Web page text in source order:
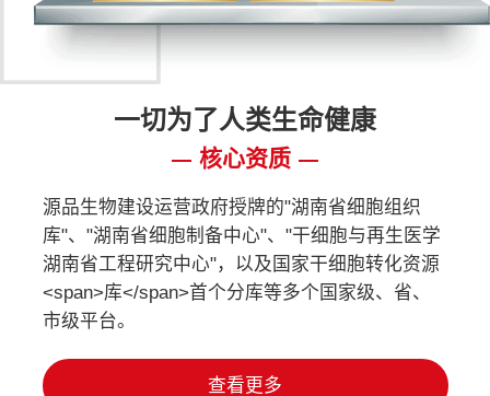
一切为了人类生命健康
核心资质
源品生物建设运营政府授牌的"湖南省细胞组织
库"、"湖南省细胞制备中心"、"干细胞与再生医学
湖南省工程研究中心"，以及国家干细胞转化资源
<span>库</span>首个分库等多个国家级、省、
市级平台。
查看更多